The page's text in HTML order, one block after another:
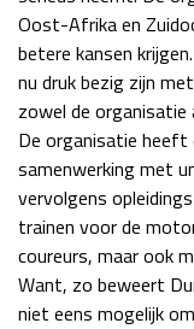
Oost-Afrika en
betere kansen
nu druk bezig zijn
zowel de organisatie
De organisatie heeft
samenwerking met
vervolgens
trainen voor de
coureurs, maar ook
Want, zo beweert
niet eens mogelijk